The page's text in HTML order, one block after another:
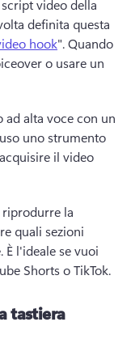
video della
definita questa
hook". Quando
o usare un
alta voce con un
uno strumento
il video
la
quali sezioni
È l'ideale se vuoi
Shorts o TikTok.
tastiera